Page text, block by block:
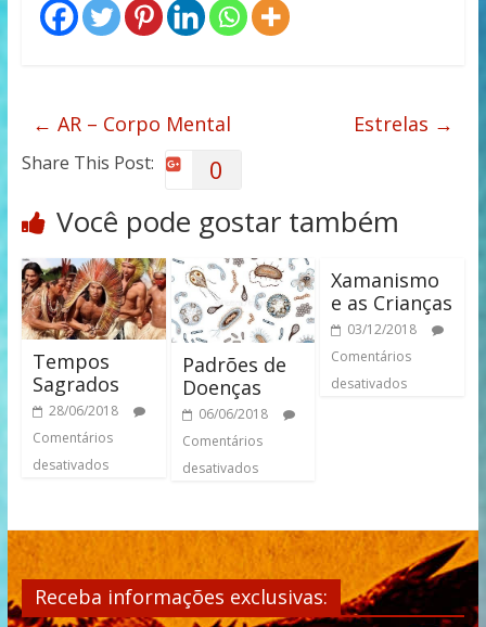
← AR – Corpo Mental Estrelas →
Share This Post: 0
Você pode gostar também
Tempos
Sagrados
28/06/2018
Comentários
desativados
Padrões de
Doenças
06/06/2018
Comentários
desativados
Xamanismo
e as Crianças
03/12/2018
Comentários
desativados
Receba informações exclusivas: